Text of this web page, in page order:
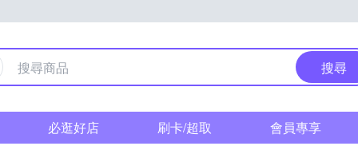
搜尋
必逛好店 刷卡/超取 會員專享